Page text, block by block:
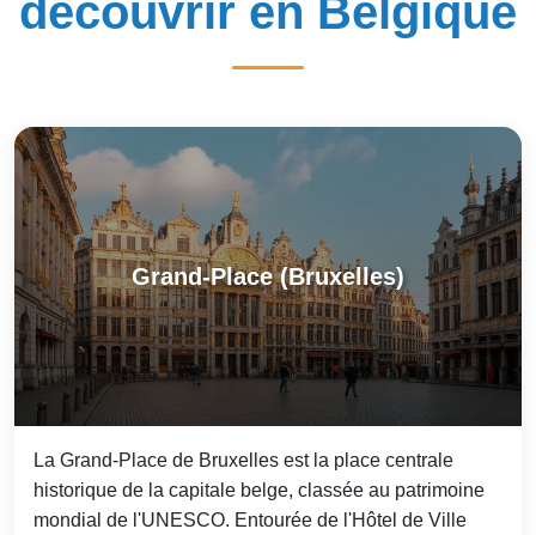
découvrir en Belgique
Grand-Place (Bruxelles)
La Grand-Place de Bruxelles est la place centrale
historique de la capitale belge, classée au patrimoine
mondial de l'UNESCO. Entourée de l'Hôtel de Ville